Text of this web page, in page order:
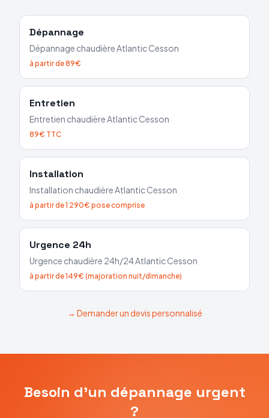
Dépannage
Dépannage chaudièreAtlanticCesson
à partir de 89€
Entretien
Entretien chaudièreAtlanticCesson
89€ TTC
Installation
Installation chaudièreAtlanticCesson
à partir de 1 290€ pose comprise
Urgence 24h
Urgence chaudière 24h/24AtlanticCesson
à partir de 149€ (majoration nuit/dimanche)
→ Demander un devis personnalisé
Besoin d'un dépannage urgent
?